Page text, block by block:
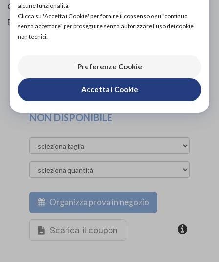
di affrontare le stagioni nel massimo comfort.
Elasticizzato incas delfino.
PROVA E NOLEGGIA IN NEGOZIO
NON DISPONIBILE
NON DISPONIBILE
Organizza prova in negozio
Scarica il coupon
alcune funzionalità.
Clicca su "Accetta i Cookie" per fornire il consenso o su "continua
senza accettare" per proseguire senza autorizzare l'uso dei cookie
non tecnici.
Preferenze Cookie
Accetta i Cookie